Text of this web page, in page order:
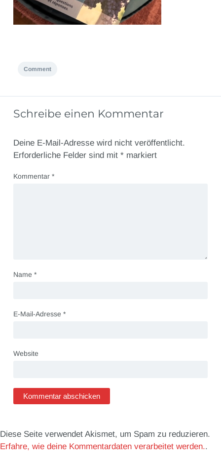
Comment
Schreibe einen Kommentar
Deine E-Mail-Adresse wird nicht veröffentlicht.
Erforderliche Felder sind mit *markiert
Kommentar *
Name *
E-Mail-Adresse *
Website
Diese Seite verwendet Akismet, um Spam zu reduzieren.
Erfahre, wie deine Kommentardaten verarbeitet werden..